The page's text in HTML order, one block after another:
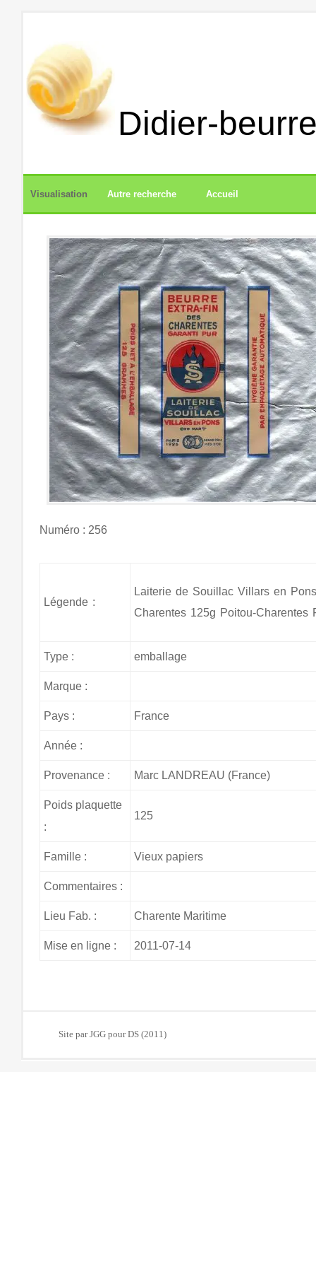
Didier-
Visualisation Autre recherche Accueil
Numéro : 256
Légende :
Laiterie de Souillac Villars en
Charentes 125g Poitou-Charentes
Type : emballage
Marque :
Pays : France
Année :
Provenance : Marc LANDREAU (France)
Poids plaquette
:
125
Famille : Vieux papiers
Commentaires :
Lieu Fab. : Charente Maritime
Mise en ligne : 2011-07-14
Site par JGG pour DS (2011)